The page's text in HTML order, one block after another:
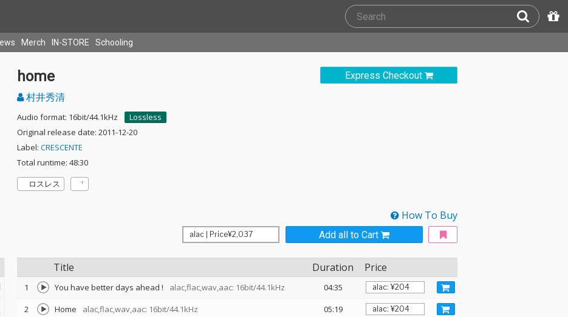
Merch IN-STORE Schooling
Express Checkout
home
村井秀清
Audio format: 16bit/44.1kHz
Lossless
Original release date: 2011-12-20
Label: CRESCENTE
Total runtime: 48:30
ロスレス
How To Buy
Add all to Cart
Title Duration Price
1 You have better days ahead ! alac,flac,wav,aac: 16bit/44.1kHz
04:35
2
Home alac,flac,wav,aac: 16bit/44.1kHz
05:19